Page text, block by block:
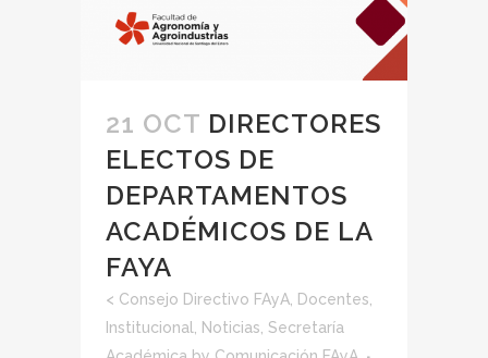
21 OCT DIRECTORES
ELECTOS DE
DEPARTAMENTOS
ACADÉMICOS DE LA
FAYA
< Consejo Directivo FAyA, Docentes,
Institucional, Noticias, Secretaría